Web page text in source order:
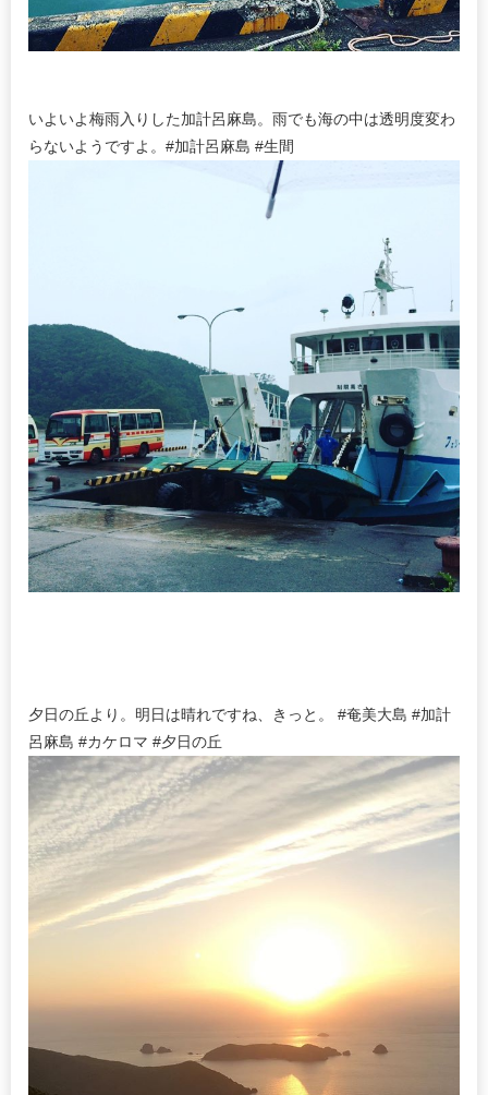
いよいよ梅雨入りした加計呂麻島。雨でも海の中は透明度変わ
らないようですよ。#加計呂麻島 #生間
夕日の丘より。明日は晴れですね、きっと。 #奄美大島 #加計
呂麻島 #カケロマ #夕日の丘